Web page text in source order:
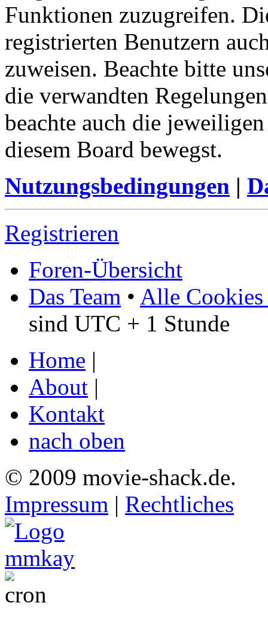
Funktionen zuzugreifen.
registrierten Benutzern
zuweisen. Beachte bitte
die verwandten
beachte auch die
diesem Board bewegst.
Nutzungsbedingungen |
Registrieren
Foren-Übersicht
Das Team • Alle Cookies
sind UTC + 1 Stunde
Home |
About |
Kontakt
nach oben
© 2009 movie-shack.de.
Impressum | Rechtliches